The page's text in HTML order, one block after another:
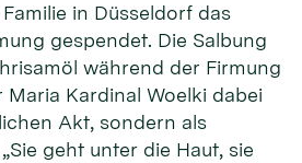
in Düsseldorf das
gespendet. Die Salbung
während der Firmung
Maria Kardinal Woelki dabei
Akt, sondern als
geht unter die Haut, sie